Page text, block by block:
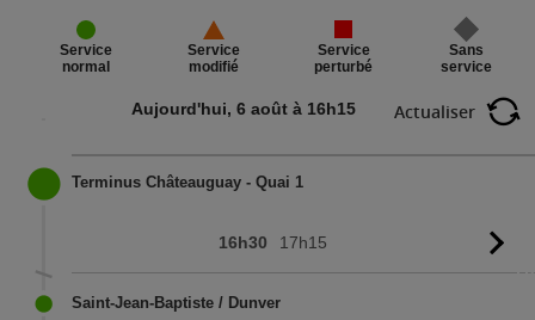
Service
normal
Service
modifié
Service
perturbé
Sans
service
Aujourd'hui, 6 août à 16h15 Actualiser
Terminus Châteauguay - Quai 1
16h30 17h15
Saint-Jean-Baptiste / Dunver